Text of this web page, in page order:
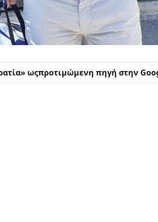
ωςπροτιμώμενη πηγή στην